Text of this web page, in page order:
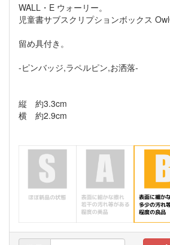
WALL・E ウォーリー。
児童書サブスクリプションボックス
留め具付き。
-ピンバッジ,ラペルピン,お洒落-
縦 約3.3cm
横 約2.9cm